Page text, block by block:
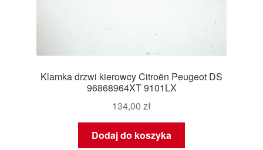
Klamka drzwi kierowcy Citroën Peugeot DS
96868964XT 9101LX
134,00 zł
Dodaj do koszyka